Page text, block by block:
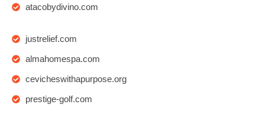
atacobydivino.com
justrelief.com
almahomespa.com
cevicheswithapurpose.org
prestige-golf.com